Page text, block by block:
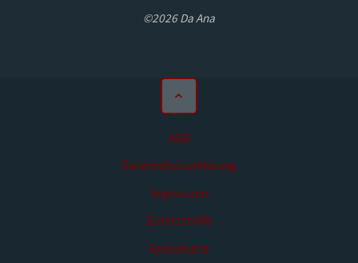
©2026 Da Ana
AGB
Datenschutzerklärung
Impressum
Zusatzstoffe
Speisekarte